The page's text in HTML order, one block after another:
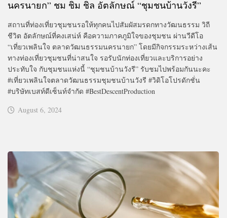
นครนายก” ชม ชิม ชิล อัตลักษณ์ “ชุมชนบ้านวังรี”
สถานที่ท่องเที่ยวชุมชนรอให้ทุกคนไปสัมผัสมรดกทางวัฒนธรรม วิถี
ชีวิต อัตลักษณ์ที่คงเสน่ห์ คือความภาคภูมิใจของชุมชน ผ่านวีดีโอ
“เที่ยวเพลินใจ ตลาดวัฒนธรรมนครนายก” โดยมีกิจกรรมระหว่างเส้น
ทางท่องเที่ยวชุมชนที่น่าสนใจ รอรับนักท่องเที่ยวและบริการอย่าง
ประทับใจ กับชุมชนแห่งนี้ “ชุมชนบ้านวังรี” รับชมไปพร้อมกันนะคะ
#เที่ยวเพลินใจตลาดวัฒนธรรมชุมชนบ้านวังรี #วิดิโอโปรดักชั่น
#บริษัทเบสท์ดีเซ็นท์จำกัด #BestDescentProduction
August 6, 2024